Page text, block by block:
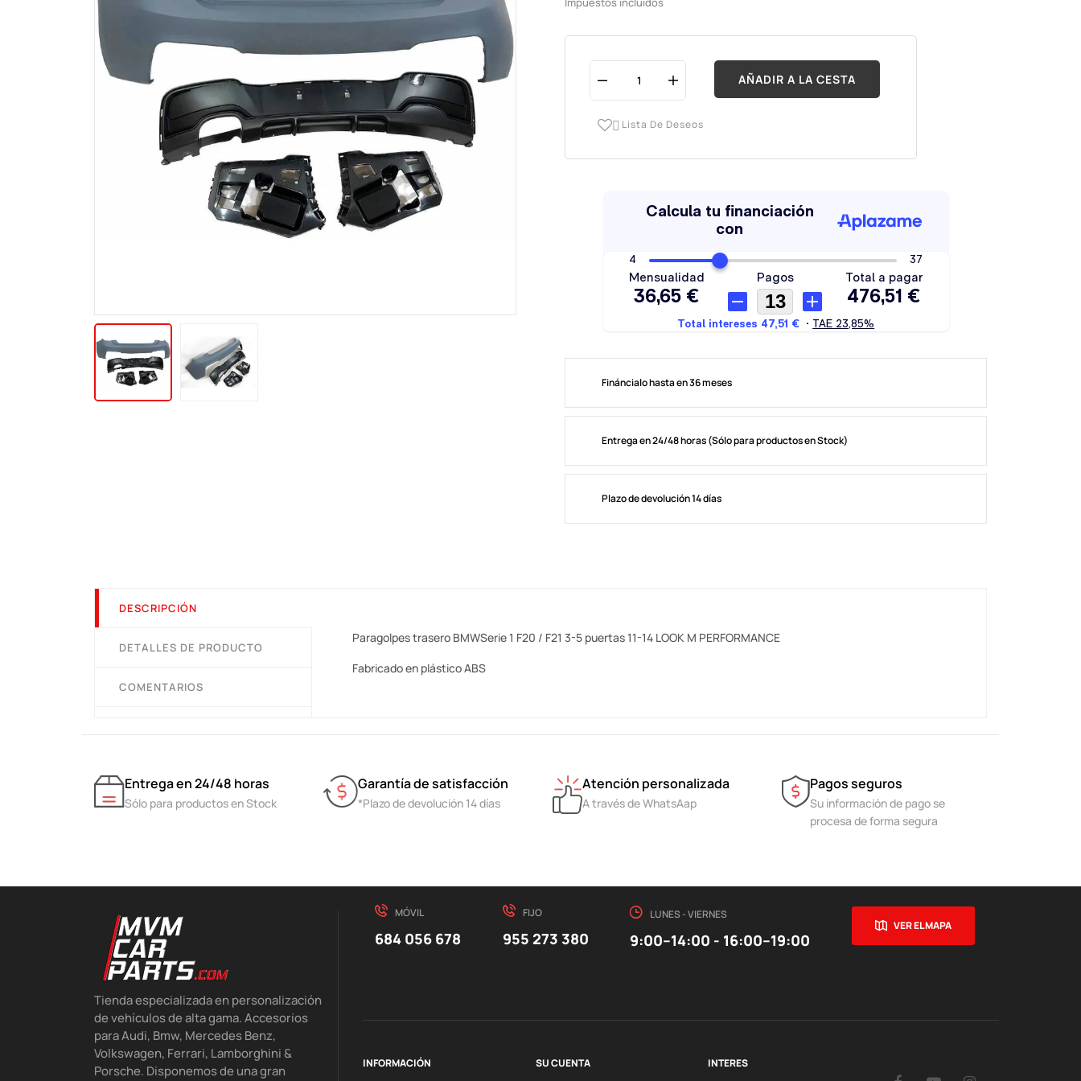
AÑADIR A LA CESTA
 Lista De Deseos
Fináncialo hasta en 36 meses
Entrega en 24/48 horas (Sólo para productos en Stock)
Plazo de devolución 14 días
DESCRIPCIÓN
DETALLES DE PRODUCTO
COMENTARIOS
Paragolpes trasero BMWSerie 1 F20 / F21 3-5 puertas 11-14 LOOK M PERFORMANCE
Fabricado en plástico ABS
Entrega en 24/48 horas
Sólo para productos en Stock
Garantía de satisfacción
*Plazo de devolución 14 días
Atención personalizada
A través de WhatsAap
Pagos seguros
Su información de pago se
procesa de forma segura
Tienda especializada en personalización
de vehículos de alta gama. Accesorios
para Audi, Bmw, Mercedes Benz,
Volkswagen, Ferrari, Lamborghini &
Porsche. Disponemos de una gran
MÓVIL
684 056 678
FIJO
955 273 380
LUNES - VIERNES
9:00–14:00 - 16:00–19:00
VER EL MAPA
INFORMACIÓN SU CUENTA INTERES